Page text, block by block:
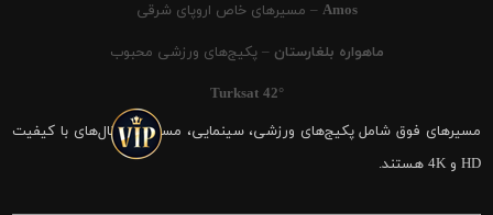
Amos – مسیرهای خاص اروپای شرقی
ماهواره بلغارستان – پکیج‌های ورزشی محبوب
Turksat 42°
مسیرهای فوق شامل پکیج‌های ورزشی، سینمایی، مستند و کانال‌های با کیفیت
HD و 4K هستند.